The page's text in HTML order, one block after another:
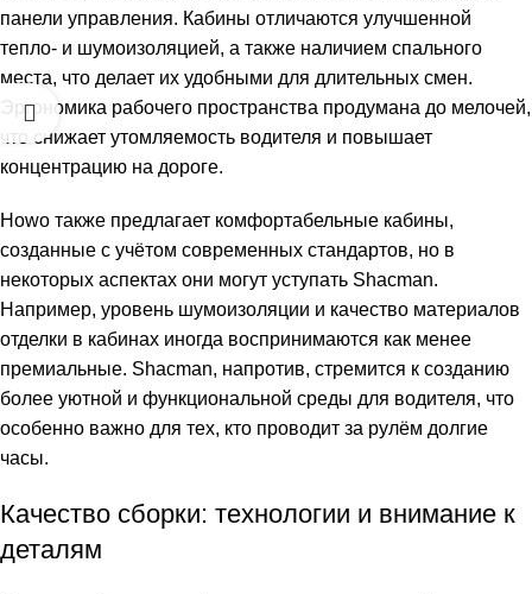
панели управления. Кабины отличаются улучшенной
тепло- и шумоизоляцией, а также наличием спального
места, что делает их удобными для длительных смен.
Эргономика рабочего пространства продумана до мелочей,
что снижает утомляемость водителя и повышает
концентрацию на дороге.
Howo также предлагает комфортабельные кабины,
созданные с учётом современных стандартов, но в
некоторых аспектах они могут уступать Shacman.
Например, уровень шумоизоляции и качество материалов
отделки в кабинах иногда воспринимаются как менее
премиальные. Shacman, напротив, стремится к созданию
более уютной и функциональной среды для водителя, что
особенно важно для тех, кто проводит за рулём долгие
часы.
Качество сборки: технологии и внимание к
деталям